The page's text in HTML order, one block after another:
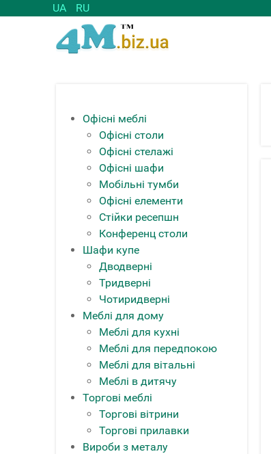
UA RU
Офісні меблі
Офісні столи
Офісні стелажі
Офісні шафи
Мобільні тумби
Офісні елементи
Стійки ресепшн
Конференц столи
Шафи купе
Дводверні
Тридверні
Чотиридверні
Меблі для дому
Меблі для кухні
Меблі для передпокою
Меблі для вітальні
Меблі в дитячу
Торгові меблі
Торгові вітрини
Торгові прилавки
Вироби з металу